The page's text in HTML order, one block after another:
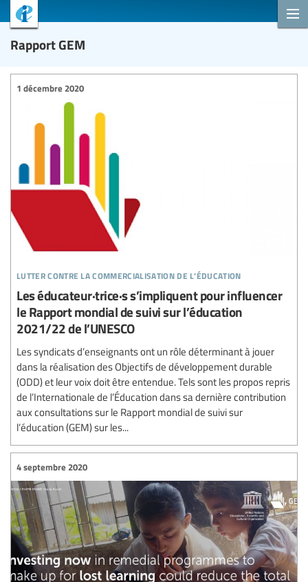
Rapport GEM
lutter contre la commercialisation de l’éducation
1 décembre 2020
Les éducateur·trice·s s’impliquent pour influencer
le Rapport mondial de suivi sur l’éducation
2021/22 de l’UNESCO
Les syndicats d’enseignants ont un rôle déterminant à jouer
dans la réalisation des Objectifs de développement durable
(ODD) et leur voix doit être entendue. Tels sont les propos repris
de l’Internationale de l’Éducation dans sa dernière contribution
aux consultations sur le Rapport mondial de suivi sur
l’éducation (GEM) sur les...
4 septembre 2020